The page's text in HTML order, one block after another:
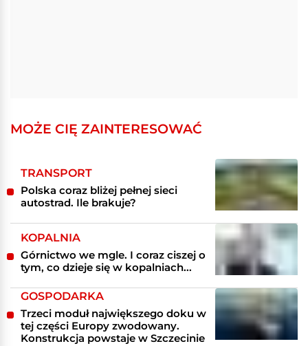
MOŻE CIĘ ZAINTERESOWAĆ
TRANSPORT
Polska coraz bliżej pełnej sieci
autostrad. Ile brakuje?
KOPALNIA
Górnictwo we mgle. I coraz ciszej o
tym, co dzieje się w kopalniach...
GOSPODARKA
Trzeci moduł największego doku w
tej części Europy zwodowany.
Konstrukcja powstaje w Szczecinie